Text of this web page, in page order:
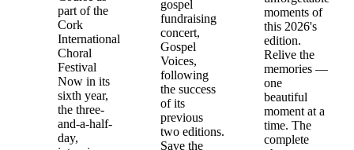
part of the
Cork
International
Choral
Festival
Now in its
sixth year,
the three-
and-a-half-
day,
gospel
fundraising
concert,
Gospel
Voices,
following
the success
of its
previous
two editions.
Save the
moments of
this 2026's
edition.
Relive the
memories —
one
beautiful
moment at a
time. The
complete